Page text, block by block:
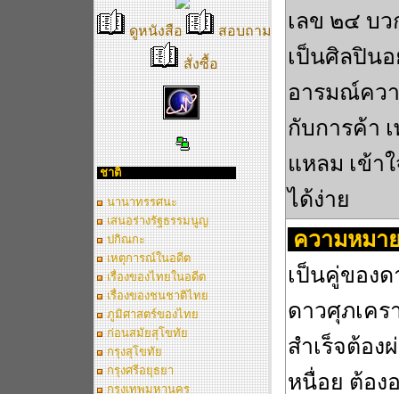
ดูหนังสือ สอบถาม
สั่งซื้อ
ชาติ
นานาทรรศนะ
เสนอร่างรัฐธรรมนูญ
ปกิณกะ
เหตุการณ์ในอดีต
เรื่องของไทยในอดีต
เรื่องของชนชาติไทย
ภูมิศาสตร์ของไทย
ก่อนสมัยสุโขทัย
กรุงสุโขทัย
กรุงศรีอยุธยา
กรุงเทพมหานคร
เลข ๒๔ บ
เป็นศิลปิน
อารมณ์คว
กับการค้า
แหลม เข้า
ได้ง่าย
ความหมา
เป็นคู่ของ
ดาวศุภเคร
สำเร็จต้อง
หนื่อย ต้อง